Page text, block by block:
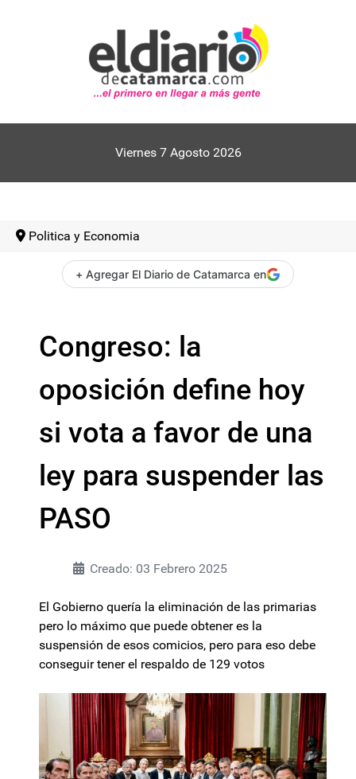
Viernes 7 Agosto 2026
Politica y Economia
+ Agregar El Diario de Catamarca en
Congreso: la
oposición define hoy
si vota a favor de una
ley para suspender las
PASO
Creado: 03 Febrero 2025
El Gobierno quería la eliminación de las primarias
pero lo máximo que puede obtener es la
suspensión de esos comicios, pero para eso debe
conseguir tener el respaldo de 129 votos